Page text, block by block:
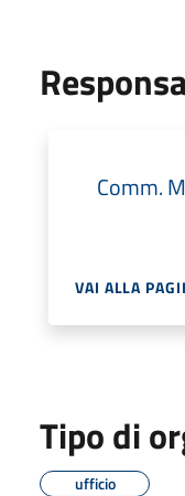
Comm.
VAI ALLA
Tipo di
ufficio